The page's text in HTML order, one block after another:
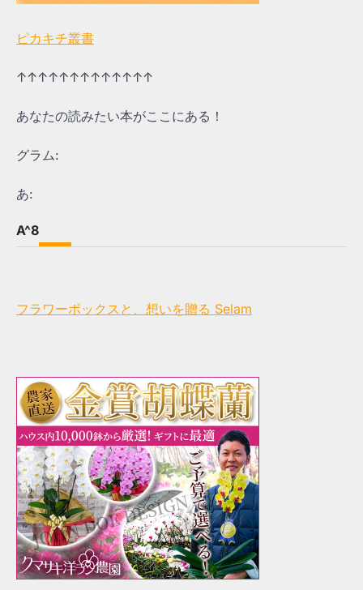
ピカキチ叢書
↑↑↑↑↑↑↑↑↑↑↑↑↑
あなたの読みたい本がここにある！
グラム:
あ:
A^8
フラワーボックスと、想いを贈る Selam